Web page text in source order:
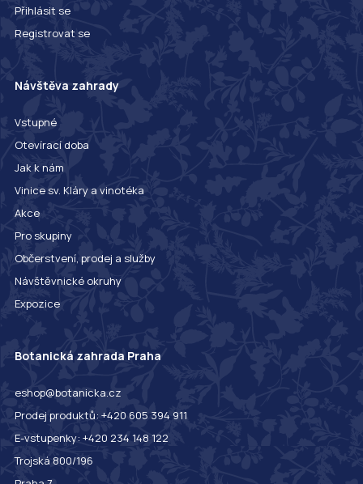
Přihlásit se
Registrovat se
Návštěva zahrady
Vstupné
Otevírací doba
Jak k nám
Vinice sv. Kláry a vinotéka
Akce
Pro skupiny
Občerstvení, prodej a služby
Návštěvnické okruhy
Expozice
Botanická zahrada Praha
eshop@botanicka.cz
Prodej produktů: +420 605 394 911
E-vstupenky: +420 234 148 122
Trojská 800/196